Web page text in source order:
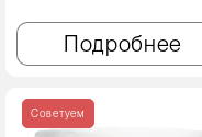
Подробнее
Советуем